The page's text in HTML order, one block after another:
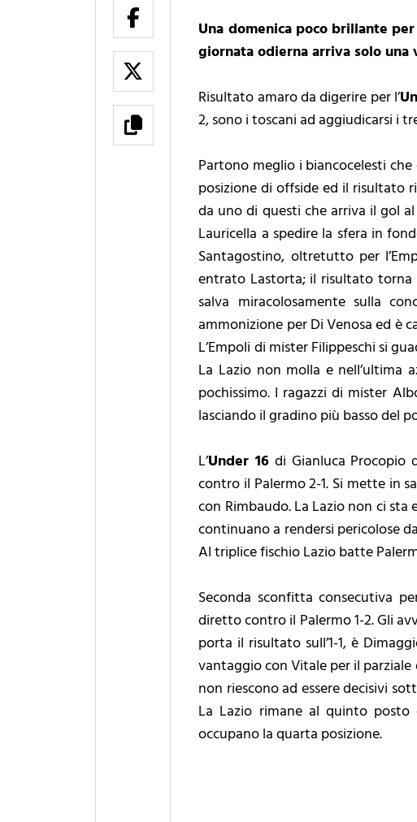
Una domenica poco brillante
giornata odierna arriva solo
Risultato amaro da digerire per l’
2, sono i toscani ad aggiudicarsi i
Partono meglio i biancocelesti
posizione di offside ed il risultato
da uno di questi che arriva il gol
Lauricella a spedire la sfera in
Santagostino, oltretutto per
entrato Lastorta; il risultato torna
salva miracolosamente sulla
ammonizione per Di Venosa ed è
L’Empoli di mister Filippeschi si
La Lazio non molla e
pochissimo. I ragazzi di mister
lasciando il gradino più basso del
L’Under 16di Gianluca Procopio
contro il Palermo 2-1. Si mette in
con Rimbaudo. La Lazio non ci sta
continuano a rendersi pericolose
Al triplice fischio Lazio batte
Seconda sconfitta consecutiva
diretto contro il Palermo 1-2. Gli
porta il risultato sull’1-1, è
vantaggio con Vitale per il parziale
non riescono ad essere decisivi
La Lazio rimane al quinto
occupano la quarta posizione.